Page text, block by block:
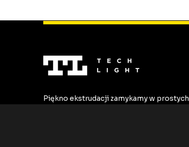
Piękno ekstrudacji zamykamy w prostych